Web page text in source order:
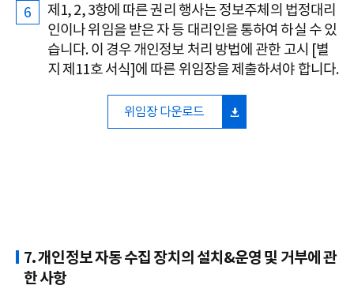
제1, 2, 3항에 따른 권리 행사는 정보주체의 법정대리
인이나 위임을 받은 자 등 대리인을 통하여 하실 수 있
습니다. 이 경우 개인정보 처리 방법에 관한 고시 [별
지 제11호 서식]에 따른 위임장을 제출하셔야 합니다.
위임장 다운로드
7. 개인정보 자동 수집 장치의 설치&운영 및 거부에 관
한 사항